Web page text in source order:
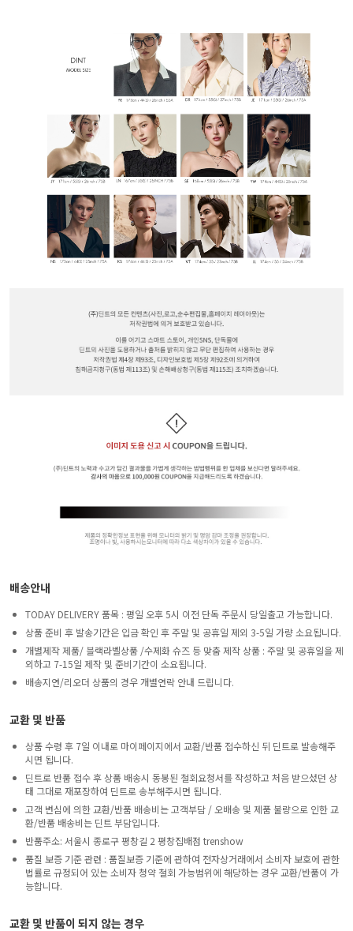
배송안내
TODAY DELIVERY 품목 : 평일 오후 5시 이전 단독 주문시 당일출고 가능합니다.
상품 준비 후 발송기간은 입금 확인 후 주말 및 공휴일 제외 3-5일 가량 소요됩니다.
개별제작 제품/ 블랙라벨상품 /수제화 슈즈 등 맞춤 제작 상품 : 주말 및 공휴일을 제
외하고 7-15일 제작 및 준비기간이 소요됩니다.
배송지연/리오더 상품의 경우 개별연락 안내 드립니다.
교환 및 반품
상품 수령 후 7일 이내로 마이페이지에서 교환/반품 접수하신 뒤 딘트로 발송해주
시면 됩니다.
딘트로 반품 접수 후 상품 배송시 동봉된 철회요청서를 작성하고 처음 받으셨던 상
태 그대로 재포장하여 딘트로 송부해주시면 됩니다.
고객 변심에 의한 교환/반품 배송비는 고객부담 / 오배송 및 제품 불량으로 인한 교
환/반품 배송비는 딘트 부담입니다.
반품주소: 서울시 종로구 평창길 2 평창집배점 trenshow
품질 보증 기준 관련 : 품질보증 기준에 관하여 전자상거래에서 소비자 보호에 관한
법률로 규정되어 있는 소비자 청약 철회 가능범위에 해당하는 경우 교환/반품이 가
능합니다.
교환 및 반품이 되지 않는 경우